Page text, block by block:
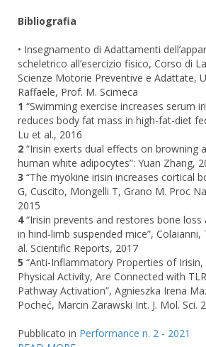
Bibliografia
• Insegnamento di Adattamenti
scheletrico all’esercizio fisico, Corso di
Scienze Motorie Preventive e Adattate,
Raffaele, Prof. M. Scimeca
1 “Swimming exercise increases serum
reduces body fat mass in high-fat-diet
Lu et al., 2016
2 “Irisin exerts dual effects on browning
human white adipocytes”: Yuan Zhang,
3 “The myokine irisin increases cortical
G, Cuscito, Mongelli T, Grano M. Proc
2015
4“Irisin prevents and restores bone
in hind-limb suspended mice”,
al. Scientific Reports, 2017
5 “Anti-Inflammatory Properties of
Physical Activity, Are Connected with
Pathway Activation”, Agnieszka Irena
Pocheć, Marcin Zarawski Int. J. Mol. Sci.
Pubblicato in Performance n. 2 - 2021